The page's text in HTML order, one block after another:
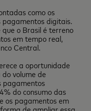
como os
pagamentos digitais.
o Brasil é terreno
em tempo real,
Central.
a oportunidade
volume de
pagamentos
do consumo das
os pagamentos em